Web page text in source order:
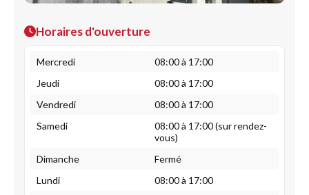
Horaires d'ouverture
Mercredi
08:00 à 17:00
Jeudi
08:00 à 17:00
Vendredi
08:00 à 17:00
Samedi
08:00 à 17:00 (sur rendez-
vous)
Dimanche
Fermé
Lundi
08:00 à 17:00